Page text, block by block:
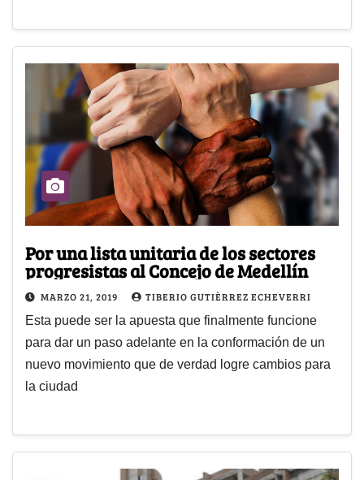
Por una lista unitaria de los sectores
progresistas al Concejo de Medellín
MARZO 21, 2019 TIBERIO GUTIÈRREZ ECHEVERRI
Esta puede ser la apuesta que finalmente funcione
para dar un paso adelante en la conformación de un
nuevo movimiento que de verdad logre cambios para
la ciudad